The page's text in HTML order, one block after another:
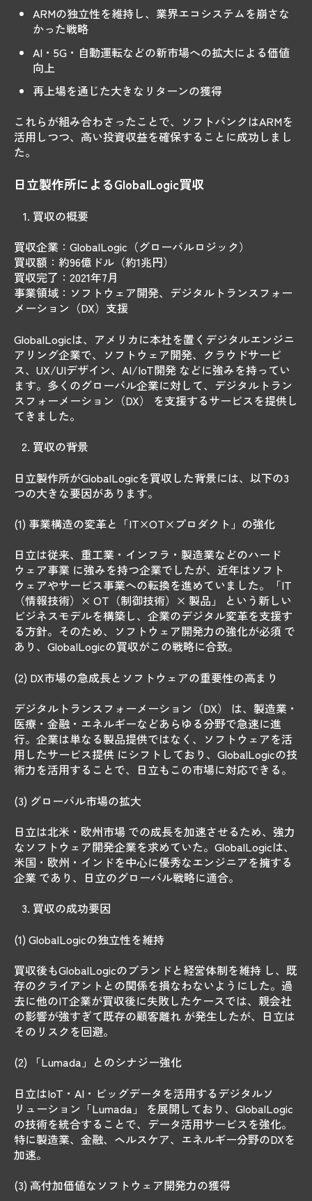
ARMの独立性を維持し、業界エコシステムを崩さな
かった戦略
AI・5G・自動運転などの新市場への拡大による価値
向上
再上場を通じた大きなリターンの獲得
これらが組み合わさったことで、ソフトバンクはARMを
活用しつつ、高い投資収益を確保することに成功しまし
た。
日立製作所によるGlobalLogic買収
買収の概要
買収企業：GlobalLogic（グローバルロジック）
買収額：約96億ドル（約1兆円）
買収完了：2021年7月
事業領域：ソフトウェア開発、デジタルトランスフォー
メーション（DX）支援
GlobalLogicは、アメリカに本社を置くデジタルエンジニ
アリング企業で、ソフトウェア開発、クラウドサービ
ス、UX/UIデザイン、AI/IoT開発 などに強みを持ってい
ます。多くのグローバル企業に対して、デジタルトラン
スフォーメーション（DX） を支援するサービスを提供し
てきました。
買収の背景
日立製作所がGlobalLogicを買収した背景には、以下の3
つの大きな要因があります。
(1) 事業構造の変革と「IT×OT×プロダクト」の強化
日立は従来、重工業・インフラ・製造業などのハード
ウェア事業 に強みを持つ企業でしたが、近年はソフト
ウェアやサービス事業への転換を進めていました。「IT
（情報技術）× OT（制御技術）× 製品」 という新しい
ビジネスモデルを構築し、企業のデジタル変革を支援す
る方針。そのため、ソフトウェア開発力の強化が必須 で
あり、GlobalLogicの買収がこの戦略に合致。
(2) DX市場の急成長とソフトウェアの重要性の高まり
デジタルトランスフォーメーション（DX） は、製造業・
医療・金融・エネルギーなどあらゆる分野で急速に進
行。企業は単なる製品提供ではなく、ソフトウェアを活
用したサービス提供 にシフトしており、GlobalLogicの技
術力を活用することで、日立もこの市場に対応できる。
(3) グローバル市場の拡大
日立は北米・欧州市場 での成長を加速させるため、強力
なソフトウェア開発企業を求めていた。GlobalLogicは、
米国・欧州・インドを中心に優秀なエンジニアを擁する
企業 であり、日立のグローバル戦略に適合。
買収の成功要因
(1) GlobalLogicの独立性を維持
買収後もGlobalLogicのブランドと経営体制を維持 し、既
存のクライアントとの関係を損なわないようにした。過
去に他のIT企業が買収後に失敗したケースでは、親会社
の影響が強すぎて既存の顧客離れ が発生したが、日立は
そのリスクを回避。
(2) 「Lumada」とのシナジー強化
日立はIoT・AI・ビッグデータを活用するデジタルソ
リューション「Lumada」 を展開しており、GlobalLogic
の技術を統合することで、データ活用サービスを強化。
特に製造業、金融、ヘルスケア、エネルギー分野のDXを
加速。
(3) 高付加価値なソフトウェア開発力の獲得